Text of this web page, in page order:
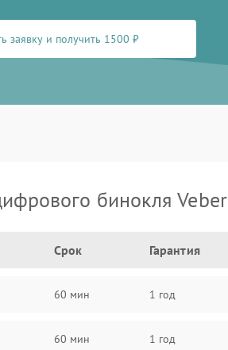
заявку и получить 1500 ₽
бинокля Veber
Срок Гарантия
60 мин 1 год
60 мин 1 год